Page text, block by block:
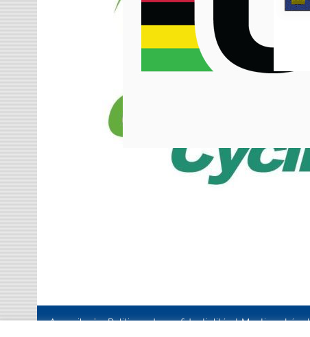
Accueil Politique de confidentialité et Mentions